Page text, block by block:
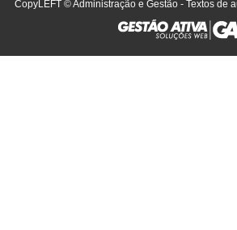
CopyLEFT © Administração e Gestão - Textos de